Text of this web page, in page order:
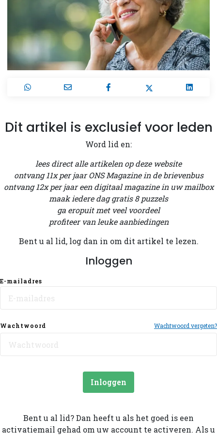
Dit artikel is exclusief voor leden
Word lid en:
lees direct alle artikelen op deze website
ontvang 11x per jaar ONS Magazine in de brievenbus
ontvang 12x per jaar een digitaal magazine in uw mailbox
maak iedere dag gratis 8 puzzels
ga eropuit met veel voordeel
profiteer van leuke aanbiedingen
Bent u al lid, log dan in om dit artikel te lezen.
Inloggen
E-mailadres
Wachtwoord Wachtwoord vergeten?
Inloggen
Bent u al lid? Dan heeft u als het goed is een
activatiemail gehad om uw account te activeren. Als u